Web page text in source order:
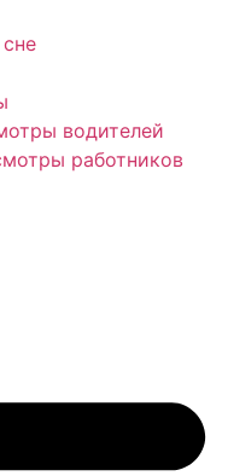
водителей
работников